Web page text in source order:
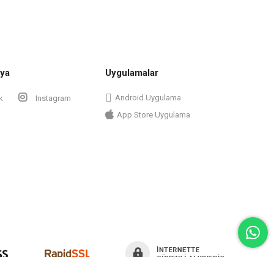
Instagram
Uygulamalar
Android Uygulama
App Store Uygulama